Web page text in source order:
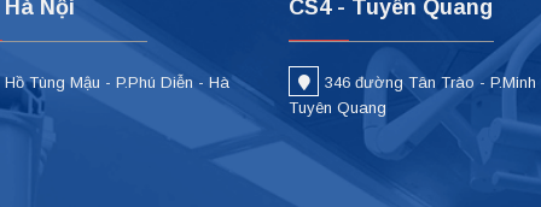
Nội
Tùng Mậu - P.Phú Diễn - Hà
CS4 - Tuyên Quang
346 đường Tân Trào -
Tuyên Quang